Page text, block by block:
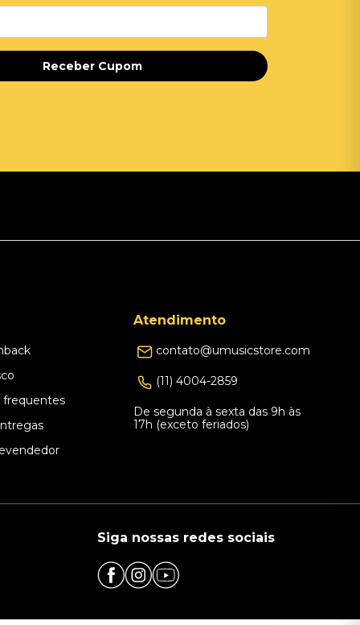
Receber Cupom
frequentes
Atendimento
contato@umusicstore.com
(11) 4004-2859
De segunda à sexta das 9h às
17h (exceto feriados)
Siga nossas redes sociais